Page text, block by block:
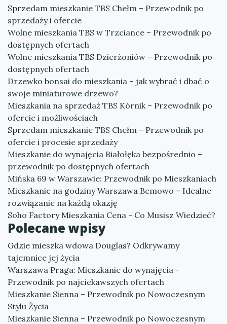
Sprzedam mieszkanie TBS Chełm – Przewodnik po
sprzedaży i ofercie
Wolne mieszkania TBS w Trzciance – Przewodnik po
dostępnych ofertach
Wolne mieszkania TBS Dzierżoniów – Przewodnik po
dostępnych ofertach
Drzewko bonsai do mieszkania – jak wybrać i dbać o
swoje miniaturowe drzewo?
Mieszkania na sprzedaż TBS Kórnik – Przewodnik po
ofercie i możliwościach
Sprzedam mieszkanie TBS Chełm – Przewodnik po
ofercie i procesie sprzedaży
Mieszkanie do wynajęcia Białołęka bezpośrednio –
przewodnik po dostępnych ofertach
Mińska 69 w Warszawie: Przewodnik po Mieszkaniach
Mieszkanie na godziny Warszawa Bemowo – Idealne
rozwiązanie na każdą okazję
Soho Factory Mieszkania Cena - Co Musisz Wiedzieć?
Polecane wpisy
Gdzie mieszka wdowa Douglas? Odkrywamy
tajemnice jej życia
Warszawa Praga: Mieszkanie do wynajęcia -
Przewodnik po najciekawszych ofertach
Mieszkanie Sienna – Przewodnik po Nowoczesnym
Stylu Życia
Mieszkanie Sienna – Przewodnik po Nowoczesnym